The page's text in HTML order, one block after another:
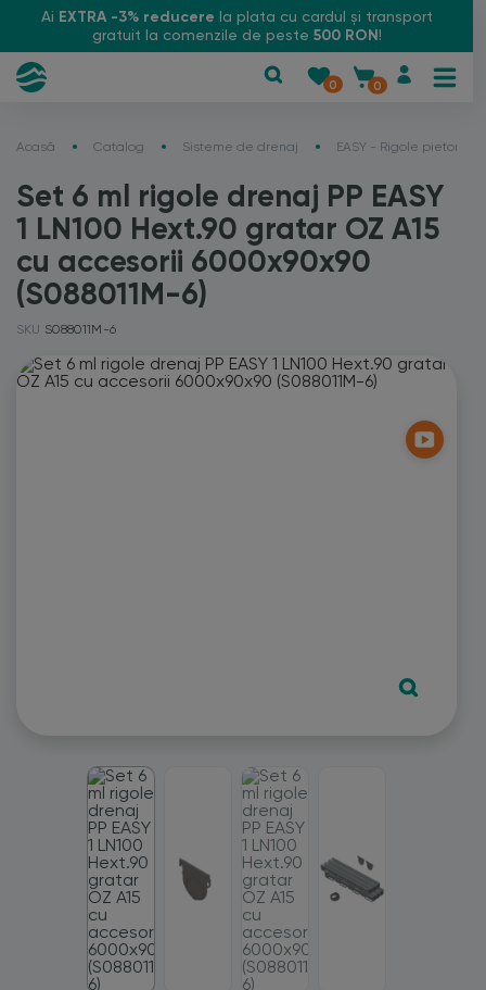
Ai EXTRA -3% reducere la plata cu cardul și transport
gratuit la comenzile de peste 500 RON!
0 0
Acasă Catalog Sisteme de drenaj EASY - Rigole pietonale
Set 6 ml rigole drenaj PP EASY
1 LN100 Hext.90 gratar OZ A15
cu accesorii 6000x90x90
(S088011M-6)
SKU S088011M-6